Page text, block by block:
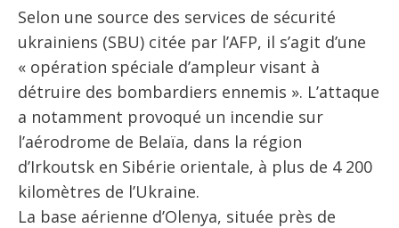
Selon une source des services de sécurité
ukrainiens (SBU) citée par l’AFP, il s’agit d’une
« opération spéciale d’ampleur visant à
détruire des bombardiers ennemis ». L’attaque
a notamment provoqué un incendie sur
l’aérodrome de Belaïa, dans la région
d’Irkoutsk en Sibérie orientale, à plus de 4 200
kilomètres de l’Ukraine.
La base aérienne d’Olenya, située près de